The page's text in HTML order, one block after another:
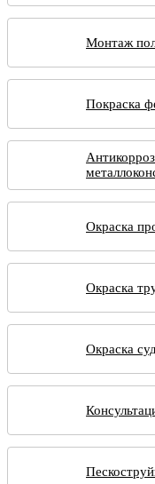
Монтаж
Покраска
Окраска
Окраска
Окраска